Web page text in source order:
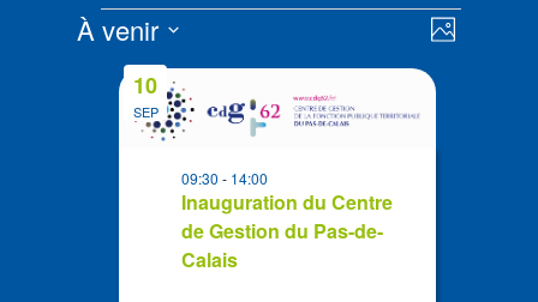
Évènements de
Photo
À venir
Sélectionnez
List
events
SEP
10
Inauguration du Centre
de Gestion du Pas-de-
Calais
09:30- 14:00